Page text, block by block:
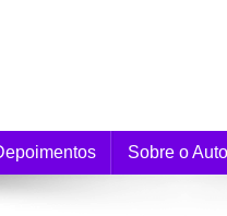
Sobre o